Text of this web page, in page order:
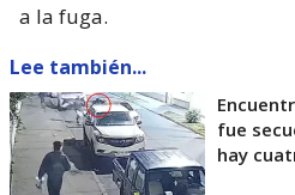
a la fuga.
Lee también...
fue
hay